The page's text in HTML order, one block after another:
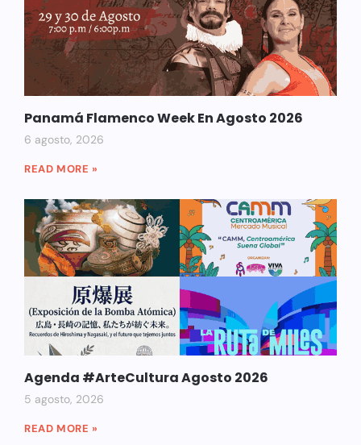
Panamá Flamenco Week En Agosto 2026
6 agosto, 2026
READ MORE »
Agenda #ArteCultura Agosto 2026
5 agosto, 2026
READ MORE »